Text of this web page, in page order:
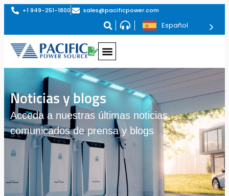
+1 949-251-1800 sales@pacificpower.com
Español
Noticias y blogs
Acceda a nuestras últimas noticias,
comunicados de prensa y blogs